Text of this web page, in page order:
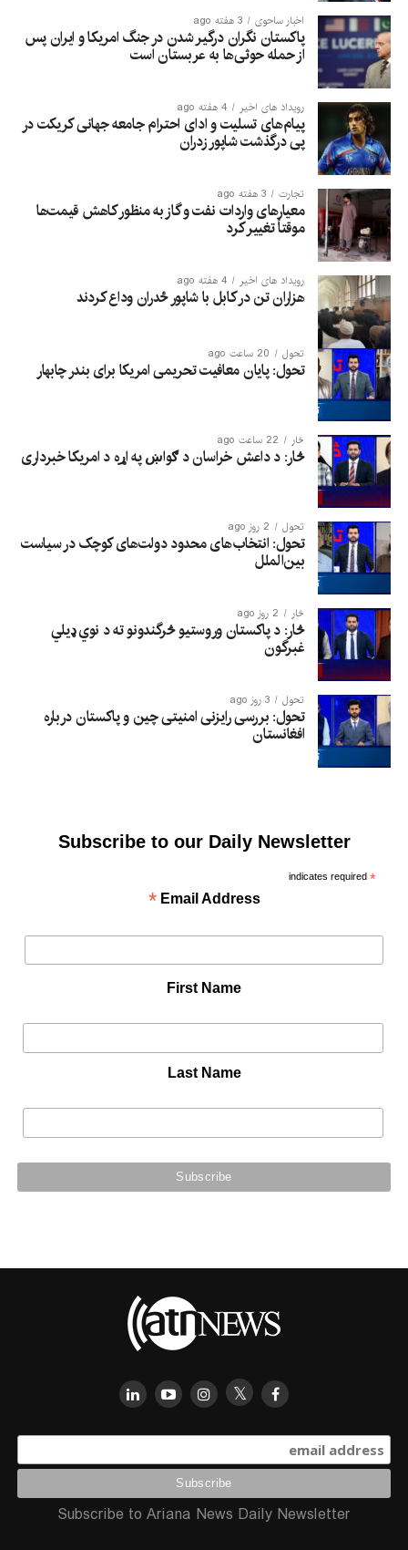
اخبار ساحوی 3 هفته ago
پاکستان نگران درگیر شدن در جنگ امریکا و ایران پس
از حمله حوثی‌ها به عربستان است
رویداد های اخیر 4 هفته ago
پیام‌های تسلیت و ادای احترام جامعه جهانی کریکت در
پی درگذشت شاپور زدران
تجارت 3 هفته ago
معیارهای واردات نفت و گاز به منظور کاهش قیمت‌ها
موقتاً تغییر کرد
رویداد های اخیر 4 هفته ago
هزاران تن در کابل با شاپور ځدران وداع کردند
تحول 20 ساعت ago
تحول: پایان معافیت تحریمی امریکا برای بندر چابهار
څار 22 ساعت ago
څار: د داعش خراسان د ګواښ په اړه د امریکا خبرداری
تحول 2 روز ago
تحول: انتخاب‌های محدود دولت‌های کوچک در سیاست
بین‌الملل
څار 2 روز ago
څار: د پاکستان وروستیو څرگندونو ته د نوي ډیلي
غبرگون
تحول 3 روز ago
تحول: بررسی رایزنی امنیتی چین و پاکستان درباره
افغانستان
Subscribe to our Daily Newsletter
*
indicates required
Email Address
*
First Name
Last Name
Subscribe to Ariana News Daily Newsletter